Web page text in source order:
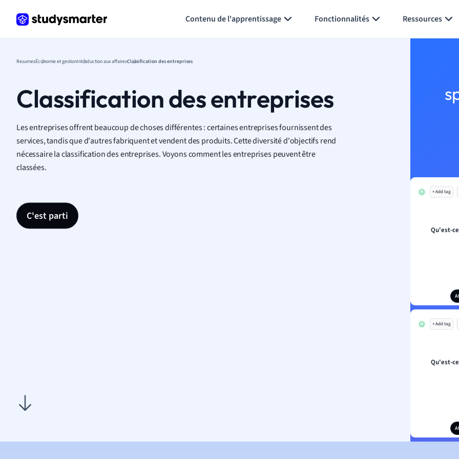
Contenu de l'apprentissage Fonctionnalités Ressources
ResumesÉconomie et gestionIntroduction aux affairesClassification des entreprises
Classification des entreprises
Les entreprises offrent beaucoup de choses différentes : certaines entreprises fournissent des
services, tandis que d'autres fabriquent et vendent des produits. Cette diversité d'objectifs rend
nécessaire la classification des entreprises. Voyons comment les entreprises peuvent être
classées.
C'est parti
+ Add tag
Qu'est-
+ Add tag
Qu'est-